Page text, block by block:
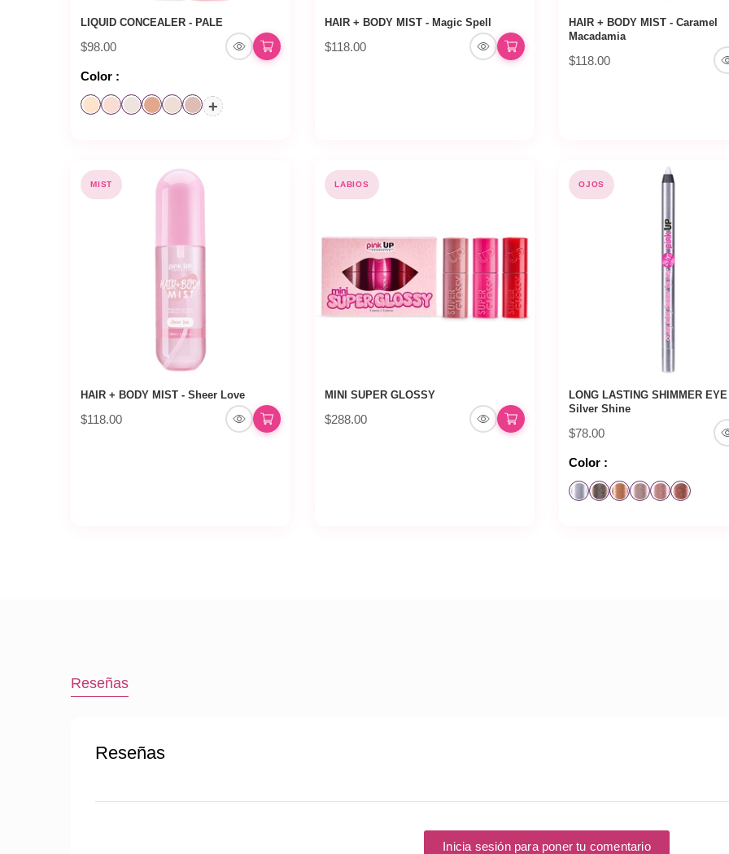
LIQUID CONCEALER - PALE
$98.00
Color :
+
HAIR + BODY MIST - Magic Spell
$118.00
HAIR + BODY MIST - Caramel
Macadamia
$118.00
MIST
HAIR + BODY MIST - Sheer Love
$118.00
LABIOS
MINI SUPER GLOSSY
$288.00
OJOS
LONG LASTING SHIMMER
Silver Shine
$78.00
Color :
Reseñas
Reseñas
Inicia sesión para poner tu comentario